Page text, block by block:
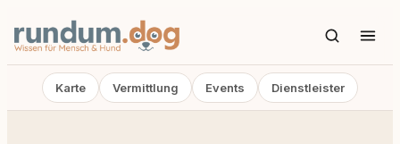
Karte Vermittlung Events Dienstleister